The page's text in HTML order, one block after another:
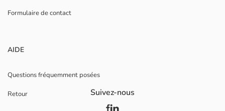
Formulaire de contact
AIDE
Questions fréquemment posées
Retour Suivez-nous